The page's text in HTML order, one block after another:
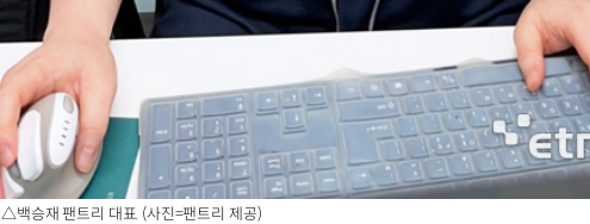
△백승재 팬트리 대표. (사진=팬트리 제공)